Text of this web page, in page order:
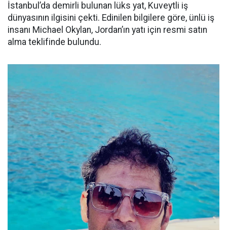
İstanbul’da demirli bulunan lüks yat, Kuveytli iş
dünyasının ilgisini çekti. Edinilen bilgilere göre, ünlü iş
insanı Michael Okylan, Jordan’ın yatı için resmi satın
alma teklifinde bulundu.